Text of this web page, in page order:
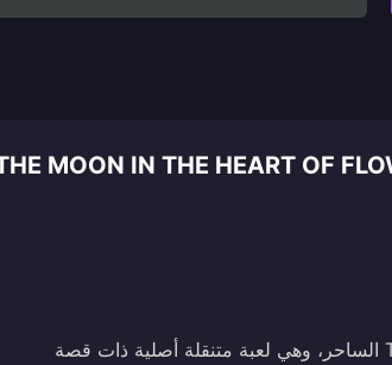
اكتشف عالم The Moon in the Heart of Flowers and Mountains الساحر، وهي لعبة متنقلة أصلية ذات قصة